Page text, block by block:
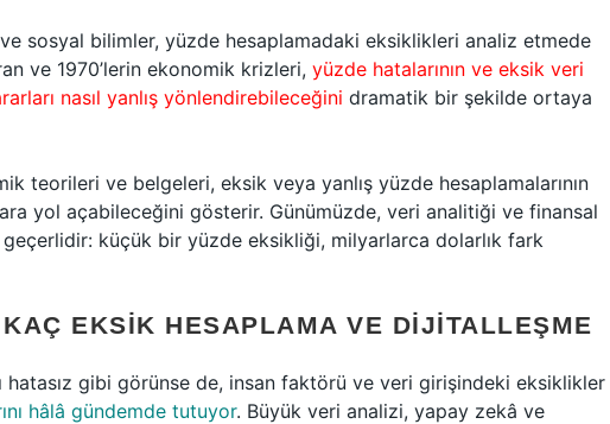
sosyal bilimler, yüzde hesaplamadaki eksiklikleri analiz etmede
ve 1970’lerin ekonomik krizleri, yüzde hatalarının ve eksik veri
nasıl yanlış yönlendirebileceğini dramatik bir şekilde ortaya
teorileri ve belgeleri, eksik veya yanlış yüzde hesaplamalarının
yol açabileceğini gösterir. Günümüzde, veri analitiği ve finansal
küçük bir yüzde eksikliği, milyarlarca dolarlık fark
EKSIK HESAPLAMA VE DIJITALLEŞME
hatasız gibi görünse de, insan faktörü ve veri girişindeki eksiklikler
hâlâ gündemde tutuyor. Büyük veri analizi, yapay zekâ ve